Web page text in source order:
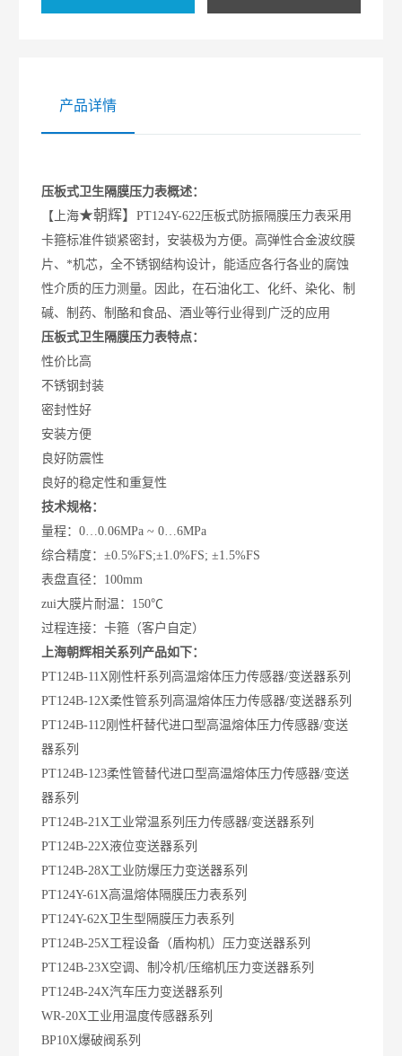
产品详情
压板式卫生隔膜压力表概述：
【上海★朝辉】PT124Y-622压板式防振隔膜压力表采用
卡箍标准件锁紧密封，安装极为方便。高弹性合金波纹膜
片、*机芯，全不锈钢结构设计，能适应各行各业的腐蚀
性介质的压力测量。因此，在石油化工、化纤、染化、制
碱、制药、制酪和食品、酒业等行业得到广泛的应用
压板式卫生隔膜压力表特点：
性价比高
不锈钢封装
密封性好
安装方便
良好防震性
良好的稳定性和重复性
技术规格：
量程：0…0.06MPa ~ 0…6MPa
综合精度：±0.5%FS;±1.0%FS; ±1.5%FS
表盘直径：100mm
zui大膜片耐温：150℃
过程连接：卡箍（客户自定）
上海朝辉相关系列产品如下：
PT124B-11X刚性杆系列高温熔体压力传感器/变送器系列
PT124B-12X柔性管系列高温熔体压力传感器/变送器系列
PT124B-112刚性杆替代进口型高温熔体压力传感器/变送
器系列
PT124B-123柔性管替代进口型高温熔体压力传感器/变送
器系列
PT124B-21X工业常温系列压力传感器/变送器系列
PT124B-22X液位变送器系列
PT124B-28X工业防爆压力变送器系列
PT124Y-61X高温熔体隔膜压力表系列
PT124Y-62X卫生型隔膜压力表系列
PT124B-25X工程设备（盾构机）压力变送器系列
PT124B-23X空调、制冷机/压缩机压力变送器系列
PT124B-24X汽车压力变送器系列
WR-20X工业用温度传感器系列
BP10X爆破阀系列